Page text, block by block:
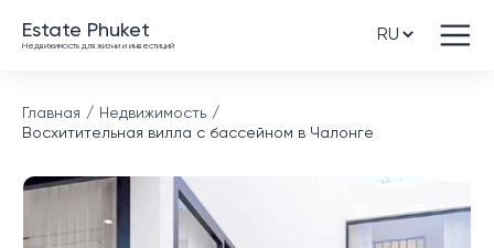
Estate Phuket
Недвижимость для жизни и инвестиций
Главная
Недвижимость
Восхитительная вилла с бассейном в Чалонге